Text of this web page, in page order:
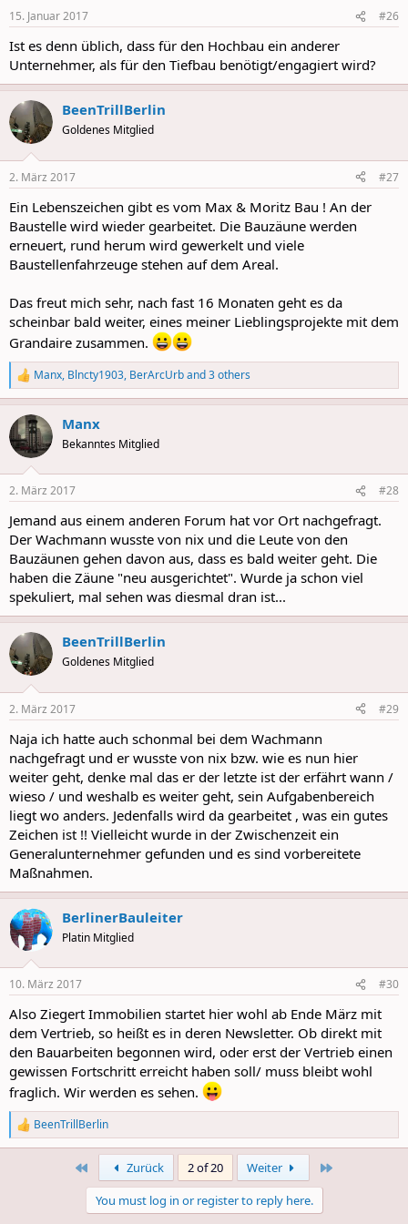
15. Januar 2017 #26
Ist es denn üblich, dass für den Hochbau ein anderer
Unternehmer, als für den Tiefbau benötigt/engagiert wird?
BeenTrillBerlin
Goldenes Mitglied
2. März 2017 #27
Ein Lebenszeichen gibt es vom Max & Moritz Bau ! An der
Baustelle wird wieder gearbeitet. Die Bauzäune werden
erneuert, rund herum wird gewerkelt und viele
Baustellenfahrzeuge stehen auf dem Areal.
Das freut mich sehr, nach fast 16 Monaten geht es da
scheinbar bald weiter, eines meiner Lieblingsprojekte mit dem
Grandaire zusammen.
R
e
a
c
t
i
s
Manx, Blncty1903, BerArcUrband 3 others
Manx
Bekanntes Mitglied
2. März 2017 #28
Jemand aus einem anderen Forum hat vor Ort nachgefragt.
Der Wachmann wusste von nix und die Leute von den
Bauzäunen gehen davon aus, dass es bald weiter geht. Die
haben die Zäune "neu ausgerichtet". Wurde ja schon viel
spekuliert, mal sehen was diesmal dran ist...
BeenTrillBerlin
Goldenes Mitglied
2. März 2017 #29
Naja ich hatte auch schonmal bei dem Wachmann
nachgefragt und er wusste von nix bzw. wie es nun hier
weiter geht, denke mal das er der letzte ist der erfährt wann /
wieso / und weshalb es weiter geht, sein Aufgabenbereich
liegt wo anders. Jedenfalls wird da gearbeitet , was ein gutes
Zeichen ist !! Vielleicht wurde in der Zwischenzeit ein
Generalunternehmer gefunden und es sind vorbereitete
Maßnahmen.
BerlinerBauleiter
Platin Mitglied
10. März 2017 #30
Also Ziegert Immobilien startet hier wohl ab Ende März mit
dem Vertrieb, so heißt es in deren Newsletter. Ob direkt mit
den Bauarbeiten begonnen wird, oder erst der Vertrieb einen
gewissen Fortschritt erreicht haben soll/ muss bleibt wohl
fraglich. Wir werden es sehen.
R
e
BeenTrillBerlin
Zurück 2 of 20 Weiter
You must log in or register to reply here.